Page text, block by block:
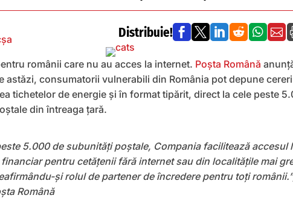
Distribuie!      
românii care nu au acces la internet. Poșta Română
astăzi, consumatorii vulnerabili din România pot depune
tichetelor de energie și în format tipărit, direct la cele peste
din întreaga țară.
5.000 de subunități poștale, Compania facilitează accesul
pentru cetățenii fără internet sau din localitățile mai
și rolul de partener de încredere pentru toți
Română